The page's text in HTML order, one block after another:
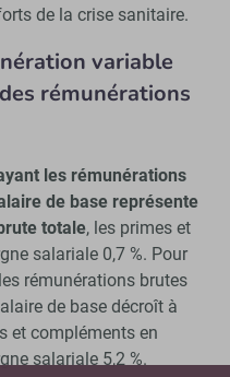
de la crise sanitaire.
variable
rémunérations
les rémunérations
de base représente
totale, les primes et
salariale 0,7 %. Pour
rémunérations brutes
de base décroît à
et compléments en
salariale 5,2 %.